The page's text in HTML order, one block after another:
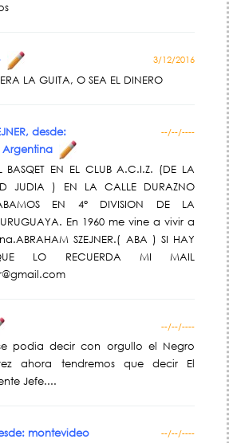
3/12/2016
LA GUITA, O SEA EL DINERO
desde:
Argentina
--/--/----
BASQET EN EL CLUB A.C.I.Z. (DE LA
JUDIA ) EN LA CALLE DURAZNO
EN 4° DIVISION DE LA
URUGUAYA. En 1960 me vine a vivir a
SZEJNER.( ABA ) SI HAY
LO RECUERDA MI MAIL
--/--/----
podia decir con orgullo el Negro
ahora tendremos que decir El
Jefe....
montevideo --/--/----